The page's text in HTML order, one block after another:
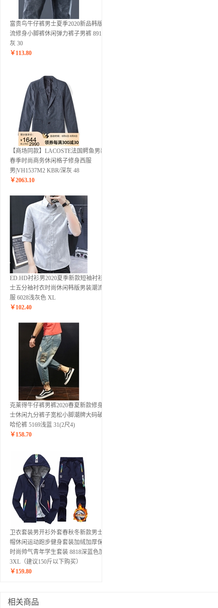
富贵鸟牛仔裤男士夏季2020新品韩版潮
流修身小脚裤休闲弹力裤子男裤 8913深
灰 30
￥ 113.80
【商场同款】LACOSTE法国鳄鱼男装
春季时尚商务休闲格子修身西服
男|VH1537M2 KBR/深灰 48
￥2063.10
ED.HD衬衫男2020夏季新款短袖衬衫男
士五分袖衬衣时尚休闲韩版男装潮流衣
服 6028浅灰色 XL
￥ 102.40
克莱得牛仔裤男裤2020春夏新款修身男
士休闲九分裤子宽松小脚潮牌大码破洞
哈伦裤 5169浅蓝 31(2尺4)
￥ 158.70
卫衣套装男开衫外套春秋冬新款男士连
帽休闲运动跑步健身套装加绒加厚保暖
时尚帅气青年学生套装 8818深蓝色加绒
3XL（建议150斤以下购买）
￥ 159.80
相关商品